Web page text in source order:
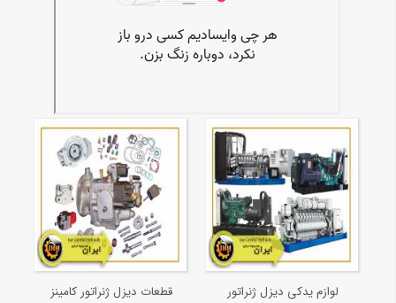
لوازم یدکی دیزل ژنراتور
قطعات دیزل ژنراتور کامینز